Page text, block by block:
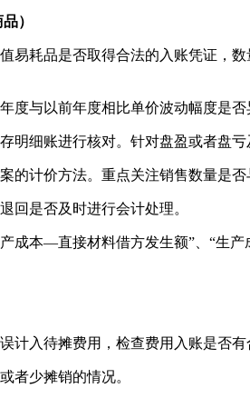
）
易耗品是否取得合法的入账凭证，
度与以前年度相比单价波动幅度是否
明细账进行核对。针对盘盈或者盘
的计价方法。重点关注销售数量是
回是否及时进行会计处理。
成本—直接材料借方发生额”、“生
计入待摊费用，检查费用入账是否有
者少摊销的情况。